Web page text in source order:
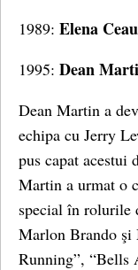
1989: Elena
1995: Dean
Dean Martin a
echipa cu Jerry
pus capat acestui
Martin a urmat o
special în rolurile
Marlon Brando şi
Running”, “Bells